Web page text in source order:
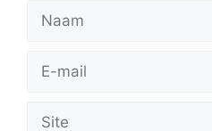
Naam
Site